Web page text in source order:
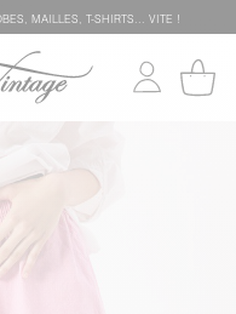
MAILLES, T-SHIRTS... VITE !